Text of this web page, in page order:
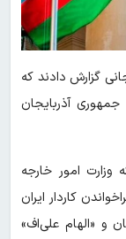
گزارش دادند که
جمهوری آذربایجان
وزارت امور خارجه
کاردار ایران
و «الهام علی‌اف»